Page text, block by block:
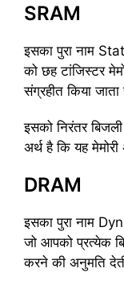
SRAM
इसका पुरा नाम
को छह टांजिस्टर
संग्रहीत किया जाता
इसको निरंतर
अर्थ है कि यह
DRAM
इसका पुरा नाम
जो आपको प्रत्येक
करने की अनुमति